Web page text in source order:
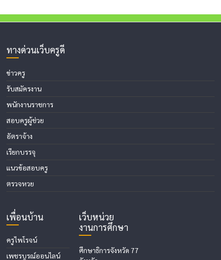
ทางด่วนเว็บครูดี
ข่าวครู
รับสมัครงาน
พนักงานราชการ
สอบครูผู้ช่วย
อัตราจ้าง
เรียกบรรจุ
แนวข้อสอบครู
ตรวจหวย
เพื่อนบ้าน
ครูไพโรจน์
เพชรบูรณ์ออนไลน์
เว็บหน่วย
งานการศึกษา
ศึกษาธิการจังหวัด 77